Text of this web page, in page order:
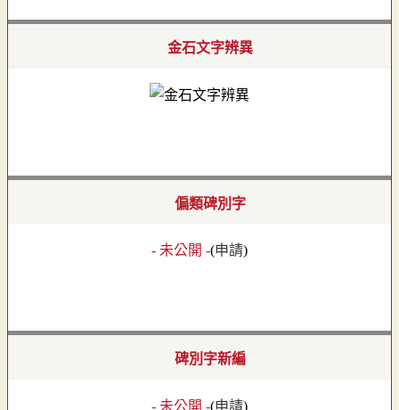
金石文字辨異
偏類碑別字
- 未公開 -(申請)
碑別字新編
- 未公開 -(申請)